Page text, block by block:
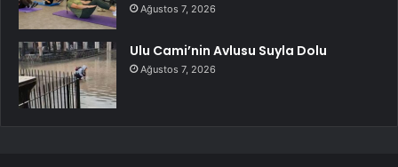
Ağustos 7, 2026
Ulu Cami’nin Avlusu Suyla Dolu
Ağustos 7, 2026